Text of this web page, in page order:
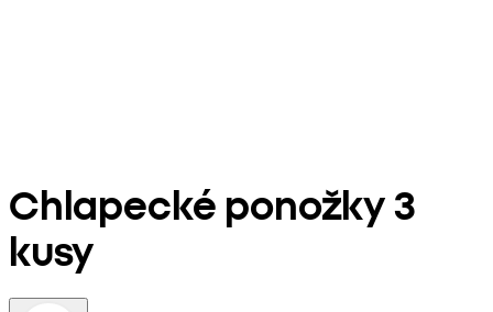
Chlapecké ponožky 3
kusy